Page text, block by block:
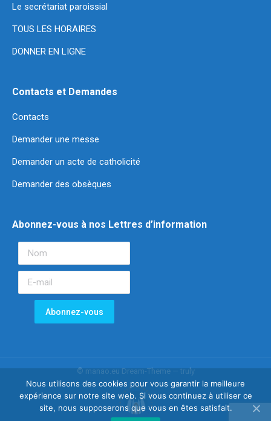
Le secrétariat paroissial
TOUS LES HORAIRES
DONNER EN LIGNE
Contacts et Demandes
Contacts
Demander une messe
Demander un acte de catholicité
Demander des obsèques
Abonnez-vous à nos Lettres d’information
© manao.eu Dream-Theme — truly
Nous utilisons des cookies pour vous garantir la meilleure
expérience sur notre site web. Si vous continuez à utiliser ce
site, nous supposerons que vous en êtes satisfait.